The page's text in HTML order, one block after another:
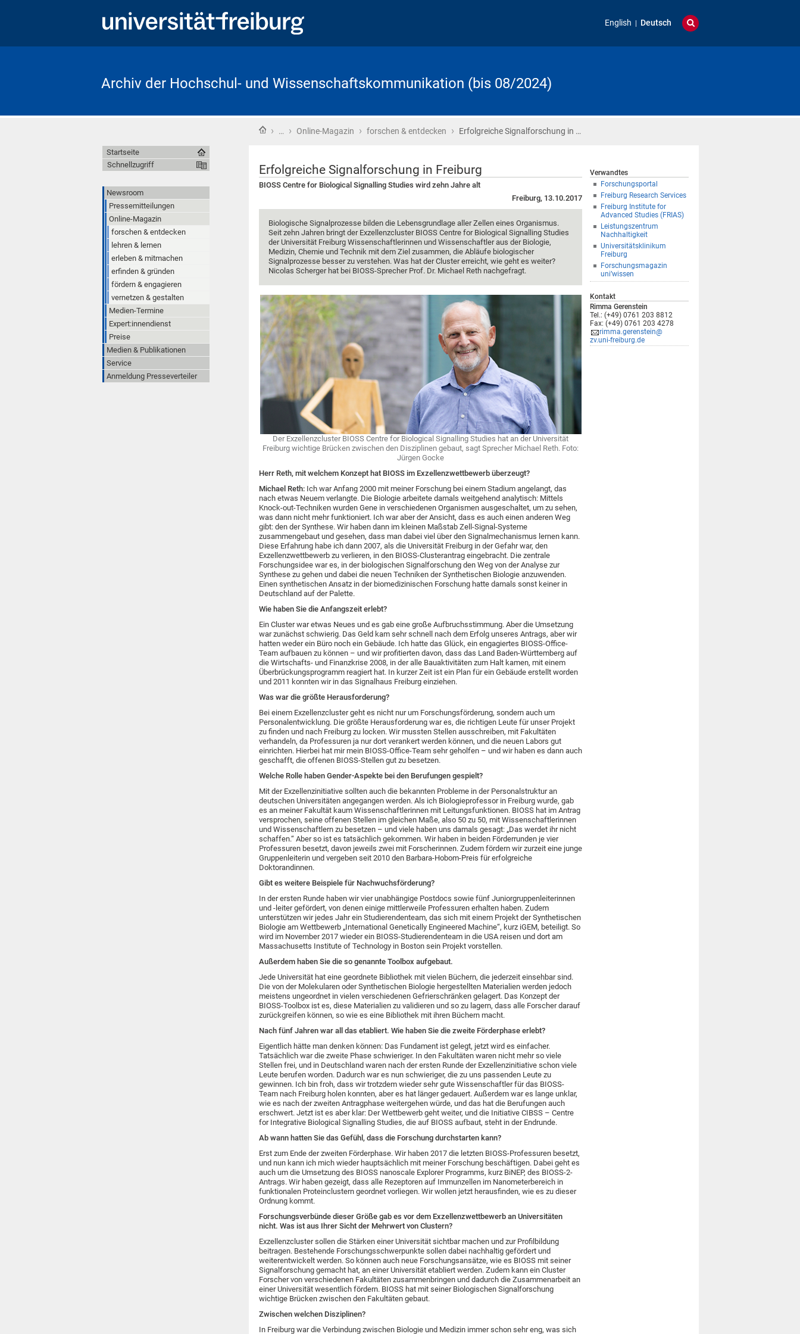
English Deutsch
Archiv der Hochschul- und Wissenschaftskommunikation (bis 08/2024)
Startseite
› … › Online-Magazin › forschen & entdecken › Erfolgreiche Signalforschung in …
Erfolgreiche Signalforschung in Freiburg
BIOSS Centre for Biological Signalling Studies wird zehn Jahre alt
Freiburg, 13.10.2017
Biologische Signalprozesse bilden die Lebensgrundlage aller Zellen eines Organismus.
Seit zehn Jahren bringt der Exzellenzcluster BIOSS Centre for Biological Signalling Studies
der Universität Freiburg Wissenschaftlerinnen und Wissenschaftler aus der Biologie,
Medizin, Chemie und Technik mit dem Ziel zusammen, die Abläufe biologischer
Signalprozesse besser zu verstehen. Was hat der Cluster erreicht, wie geht es weiter?
Nicolas Scherger hat bei BIOSS-Sprecher Prof. Dr. Michael Reth nachgefragt.
Der Exzellenzcluster BIOSS Centre for Biological Signalling Studies hat an der Universität
Freiburg wichtige Brücken zwischen den Disziplinen gebaut, sagt Sprecher Michael Reth. Foto:
Jürgen Gocke
Herr Reth, mit welchem Konzept hat BIOSS im Exzellenzwettbewerb überzeugt?
Michael Reth: Ich war Anfang 2000 mit meiner Forschung bei einem Stadium angelangt, das
nach etwas Neuem verlangte. Die Biologie arbeitete damals weitgehend analytisch: Mittels
Knock-out-Techniken wurden Gene in verschiedenen Organismen ausgeschaltet, um zu sehen,
was dann nicht mehr funktioniert. Ich war aber der Ansicht, dass es auch einen anderen Weg
gibt: den der Synthese. Wir haben dann im kleinen Maßstab Zell-Signal-Systeme
zusammengebaut und gesehen, dass man dabei viel über den Signalmechanismus lernen kann.
Diese Erfahrung habe ich dann 2007, als die Universität Freiburg in der Gefahr war, den
Exzellenzwettbewerb zu verlieren, in den BIOSS-Clusterantrag eingebracht. Die zentrale
Forschungsidee war es, in der biologischen Signalforschung den Weg von der Analyse zur
Synthese zu gehen und dabei die neuen Techniken der Synthetischen Biologie anzuwenden.
Einen synthetischen Ansatz in der biomedizinischen Forschung hatte damals sonst keiner in
Deutschland auf der Palette.
Wie haben Sie die Anfangszeit erlebt?
Ein Cluster war etwas Neues und es gab eine große Aufbruchsstimmung. Aber die Umsetzung
war zunächst schwierig. Das Geld kam sehr schnell nach dem Erfolg unseres Antrags, aber wir
hatten weder ein Büro noch ein Gebäude. Ich hatte das Glück, ein engagiertes BIOSS-Office-
Team aufbauen zu können – und wir profitierten davon, dass das Land Baden-Württemberg auf
die Wirtschafts- und Finanzkrise 2008, in der alle Bauaktivitäten zum Halt kamen, mit einem
Überbrückungsprogramm reagiert hat. In kurzer Zeit ist ein Plan für ein Gebäude erstellt worden
und 2011 konnten wir in das Signalhaus Freiburg einziehen.
Was war die größte Herausforderung?
Bei einem Exzellenzcluster geht es nicht nur um Forschungsförderung, sondern auch um
Personalentwicklung. Die größte Herausforderung war es, die richtigen Leute für unser Projekt
zu finden und nach Freiburg zu locken. Wir mussten Stellen ausschreiben, mit Fakultäten
verhandeln, da Professuren ja nur dort verankert werden können, und die neuen Labors gut
einrichten. Hierbei hat mir mein BIOSS-Office-Team sehr geholfen – und wir haben es dann auch
geschafft, die offenen BIOSS-Stellen gut zu besetzen.
Welche Rolle haben Gender-Aspekte bei den Berufungen gespielt?
Mit der Exzellenzinitiative sollten auch die bekannten Probleme in der Personalstruktur an
deutschen Universitäten angegangen werden. Als ich Biologieprofessor in Freiburg wurde, gab
es an meiner Fakultät kaum Wissenschaftlerinnen mit Leitungsfunktionen. BIOSS hat im Antrag
versprochen, seine offenen Stellen im gleichen Maße, also 50 zu 50, mit Wissenschaftlerinnen
und Wissenschaftlern zu besetzen – und viele haben uns damals gesagt: „Das werdet ihr nicht
schaffen.“ Aber so ist es tatsächlich gekommen. Wir haben in beiden Förderrunden je vier
Professuren besetzt, davon jeweils zwei mit Forscherinnen. Zudem fördern wir zurzeit eine junge
Gruppenleiterin und vergeben seit 2010 den Barbara-Hobom-Preis für erfolgreiche
Doktorandinnen.
Gibt es weitere Beispiele für Nachwuchsförderung?
In der ersten Runde haben wir vier unabhängige Postdocs sowie fünf Juniorgruppenleiterinnen
und -leiter gefördert, von denen einige mittlerweile Professuren erhalten haben. Zudem
unterstützen wir jedes Jahr ein Studierendenteam, das sich mit einem Projekt der Synthetischen
Biologie am Wettbewerb „International Genetically Engineered Machine“, kurz iGEM, beteiligt. So
wird im November 2017 wieder ein BIOSS-Studierendenteam in die USA reisen und dort am
Massachusetts Institute of Technology in Boston sein Projekt vorstellen.
Außerdem haben Sie die so genannte Toolbox aufgebaut.
Jede Universität hat eine geordnete Bibliothek mit vielen Büchern, die jederzeit einsehbar sind.
Die von der Molekularen oder Synthetischen Biologie hergestellten Materialien werden jedoch
meistens ungeordnet in vielen verschiedenen Gefrierschränken gelagert. Das Konzept der
BIOSS-Toolbox ist es, diese Materialien zu validieren und so zu lagern, dass alle Forscher darauf
zurückgreifen können, so wie es eine Bibliothek mit ihren Büchern macht.
Nach fünf Jahren war all das etabliert. Wie haben Sie die zweite Förderphase erlebt?
Eigentlich hätte man denken können: Das Fundament ist gelegt, jetzt wird es einfacher.
Tatsächlich war die zweite Phase schwieriger. In den Fakultäten waren nicht mehr so viele
Stellen frei, und in Deutschland waren nach der ersten Runde der Exzellenzinitiative schon viele
Leute berufen worden. Dadurch war es nun schwieriger, die zu uns passenden Leute zu
gewinnen. Ich bin froh, dass wir trotzdem wieder sehr gute Wissenschaftler für das BIOSS-
Team nach Freiburg holen konnten, aber es hat länger gedauert. Außerdem war es lange unklar,
wie es nach der zweiten Antragphase weitergehen würde, und das hat die Berufungen auch
erschwert. Jetzt ist es aber klar: Der Wettbewerb geht weiter, und die Initiative CIBSS – Centre
for Integrative Biological Signalling Studies, die auf BIOSS aufbaut, steht in der Endrunde.
Ab wann hatten Sie das Gefühl, dass die Forschung durchstarten kann?
Erst zum Ende der zweiten Förderphase. Wir haben 2017 die letzten BIOSS-Professuren besetzt,
und nun kann ich mich wieder hauptsächlich mit meiner Forschung beschäftigen. Dabei geht es
auch um die Umsetzung des BIOSS nanoscale Explorer Programms, kurz BiNEP, des BIOSS-2-
Antrags. Wir haben gezeigt, dass alle Rezeptoren auf Immunzellen im Nanometerbereich in
funktionalen Proteinclustern geordnet vorliegen. Wir wollen jetzt herausfinden, wie es zu dieser
Ordnung kommt.
Forschungsverbünde dieser Größe gab es vor dem Exzellenzwettbewerb an Universitäten
nicht. Was ist aus Ihrer Sicht der Mehrwert von Clustern?
Exzellenzcluster sollen die Stärken einer Universität sichtbar machen und zur Profilbildung
beitragen. Bestehende Forschungsschwerpunkte sollen dabei nachhaltig gefördert und
weiterentwickelt werden. So können auch neue Forschungsansätze, wie es BIOSS mit seiner
Signalforschung gemacht hat, an einer Universität etabliert werden. Zudem kann ein Cluster
Forscher von verschiedenen Fakultäten zusammenbringen und dadurch die Zusammenarbeit an
einer Universität wesentlich fördern. BIOSS hat mit seiner Biologischen Signalforschung
wichtige Brücken zwischen den Fakultäten gebaut.
Zwischen welchen Disziplinen?
In Freiburg war die Verbindung zwischen Biologie und Medizin immer schon sehr eng, was sich
Verwandtes
Forschungsportal
Freiburg Research Services
Freiburg Institute for
Advanced Studies (FRIAS)
Leistungszentrum
Nachhaltigkeit
Universitätsklinikum
Freiburg
Forschungsmagazin
uni’wissen
Kontakt
Rimma Gerenstein
Tel.: (+49) 0761 203 8812
Fax: (+49) 0761 203 4278
rimma.gerenstein@
zv.uni-freiburg.de
Startseite
Schnellzugriff
Newsroom
Pressemitteilungen
Online-Magazin
forschen & entdecken
lehren & lernen
erleben & mitmachen
erfinden & gründen
fördern & engagieren
vernetzen & gestalten
Medien-Termine
Expert:innendienst
Preise
Medien & Publikationen
Service
Anmeldung Presseverteiler